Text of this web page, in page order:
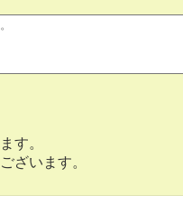
す。
ざいます。